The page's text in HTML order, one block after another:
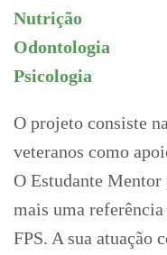
Nutrição
Odontologia
Psicologia
O projeto consiste
veteranos como
O Estudante Mentor
mais uma referência
FPS. A sua atuação